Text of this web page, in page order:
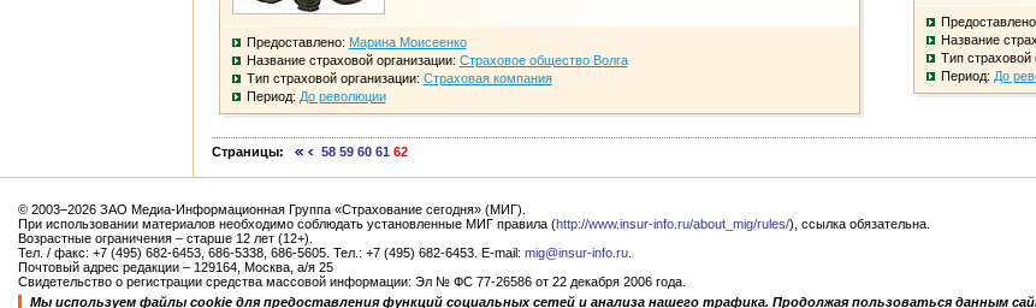
Предоставлено: Марина Моисеенко
Название страховой организации: Страховое общество Волга
Тип страховой организации: Страховая компания
Период: До революции
Название
Тип страховой
Период: До
Страницы: 58 59 60 61 62
© 2003–2026 ЗАО Медиа-Информационная Группа «Страхование сегодня» (МИГ).
При использовании материалов необходимо соблюдать установленные МИГ правила (http://www.insur-info.ru/about_mig/rules/), ссылка обязательна.
Возрастные ограничения – старше 12 лет (12+).
Тел. / факс: +7 (495) 682-6453, 686-5338, 686-5605. Тел.: +7 (495) 682-6453. E-mail: mig@insur-info.ru
Почтовый адрес редакции – 129164, Москва, а/я 25
Свидетельство о регистрации средства массовой информации: Эл № ФС 77-26586 от 22 декабря 2006 года.
Мы используем файлы cookie для предоставления функций социальных сетей и анализа нашего трафика. Продолжая пользоваться данным